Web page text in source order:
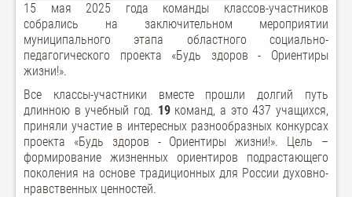
15 мая 2025 года команды классов-участников
собрались на заключительном мероприятии
муниципального этапа областного социально-
педагогического проекта «Будь здоров - Ориентиры
жизни!».
Все классы-участники вместе прошли долгий путь
длинною в учебный год. 19команд, а это 437 учащихся,
приняли участие в интересных разнообразных конкурсах
проекта «Будь здоров - Ориентиры жизни!». Цель –
формирование жизненных ориентиров подрастающего
поколения на основе традиционных для России духовно-
нравственных ценностей.